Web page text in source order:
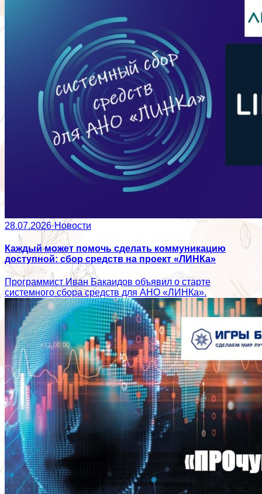
28.07.2026·Новости
Каждый может помочь сделать коммуникацию
доступной: сбор средств на проект «ЛИНКа»
Программист Иван Бакаидов объявил о старте
системного сбора средств для АНО «ЛИНКа».